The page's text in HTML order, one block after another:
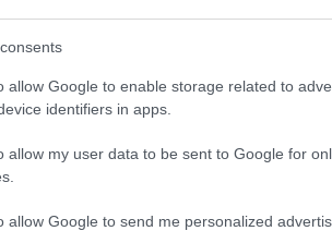
allow Google to enable storage related to
identifiers in apps.
allow my user data to be sent to Google for
allow Google to send me personalized
προσφορά του Νεόφυτου
χορωδιακή δημιουργία. Η
«Ο Νεόφυτος Ιορδανίδης
πολυτάλαντος. Η διαφορά με
ότι προσέφερε στο χωριό μας
την έμπνευση και την τέχνη